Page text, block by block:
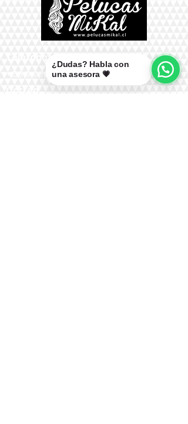
+56 9 9327 7210
¿Dudas? Habla con
una asesora 💗